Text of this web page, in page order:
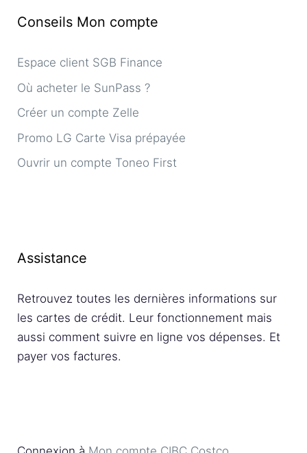
Conseils Mon compte
Espace client SGB Finance
Où acheter le SunPass ?
Créer un compte Zelle
Promo LG Carte Visa prépayée
Ouvrir un compte Toneo First
Assistance
Retrouvez toutes les dernières informations sur
les cartes de crédit. Leur fonctionnement mais
aussi comment suivre en ligne vos dépenses. Et
payer vos factures.